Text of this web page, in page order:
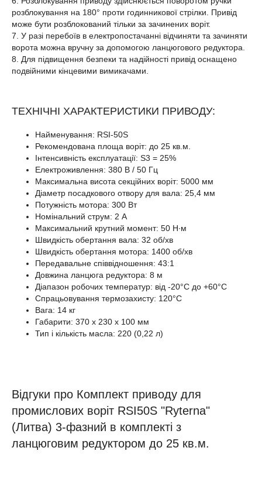
розблокування на 180° проти годинникової стрілки. Привід
може бути розблокований тільки за зачинених воріт.
7. У разі перебоїв в електропостачанні відчиняти та зачиняти
ворота можна вручну за допомогою ланцюгового редуктора.
8. Для підвищення безпеки та надійності привід оснащено
подвійними кінцевими вимикачами.
ТЕХНІЧНІ ХАРАКТЕРИСТИКИ ПРИВОДУ:
Найменування: RSI-50S
Рекомендована площа воріт: до 25 кв.м.
Інтенсивність експлуатації: S3 = 25%
Електроживлення: 380 В / 50 Гц
Максимальна висота секційних воріт: 5000 мм
Діаметр посадкового отвору для вала: 25,4 мм
Потужність мотора: 300 Вт
Номінальний струм: 2 А
Максимальний крутний момент: 50 Н∙м
Швидкість обертання вала: 32 об/хв
Швидкість обертання мотора: 1400 об/хв
Передавальне співвідношення: 43:1
Довжина ланцюга редуктора: 8 м
Діапазон робочих температур: від -20°С до +60°С
Спрацьовування термозахисту: 120°С
Вага: 14 кг
Габарити: 370 х 230 х 100 мм
Тип і кількість масла: 220 (0,22 л)
Відгуки про Комплект приводу для
промислових воріт RSI50S "Ryterna"
(Литва) 3-фазний в комплекті з
ланцюговим редуктором до 25 кв.м.